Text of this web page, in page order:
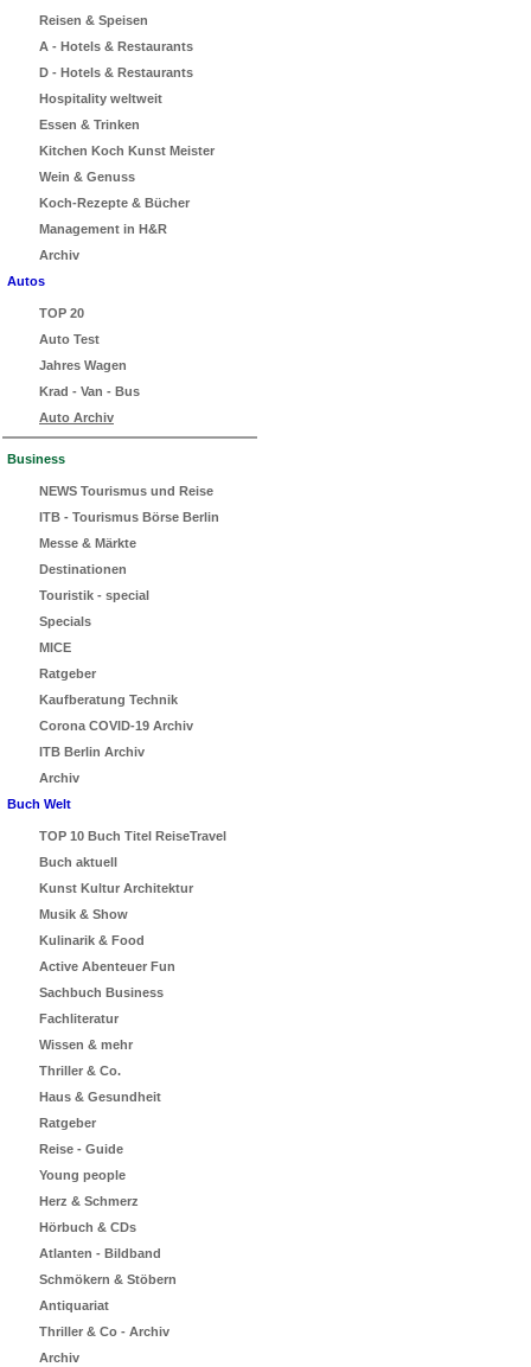
Reisen & Speisen
A - Hotels & Restaurants
D - Hotels & Restaurants
Hospitality weltweit
Essen & Trinken
Kitchen Koch Kunst Meister
Wein & Genuss
Koch-Rezepte & Bücher
Management in H&R
Archiv
Autos
TOP 20
Auto Test
Jahres Wagen
Krad - Van - Bus
Auto Archiv
Business
NEWS Tourismus und Reise
ITB - Tourismus Börse Berlin
Messe & Märkte
Destinationen
Touristik - special
Specials
MICE
Ratgeber
Kaufberatung Technik
Corona COVID-19 Archiv
ITB Berlin Archiv
Archiv
Buch Welt
TOP 10 Buch Titel ReiseTravel
Buch aktuell
Kunst Kultur Architektur
Musik & Show
Kulinarik & Food
Active Abenteuer Fun
Sachbuch Business
Fachliteratur
Wissen & mehr
Thriller & Co.
Haus & Gesundheit
Ratgeber
Reise - Guide
Young people
Herz & Schmerz
Hörbuch & CDs
Atlanten - Bildband
Schmökern & Stöbern
Antiquariat
Thriller & Co - Archiv
Archiv